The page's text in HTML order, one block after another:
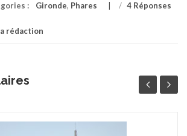
: Gironde, Phares / 4 Réponses
rédaction